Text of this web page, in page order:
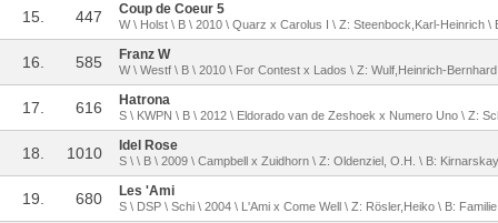
15. 447 Coup de Coeur 5
W \ Holst \ B \ 2010 \ Quarz x Carolus I \ Z: Steenbock,Karl-Heinrich \
16. 585 Franz W
W \ Westf \ B \ 2010 \ For Contest x Lados \ Z: Wulf,Heinrich-
17. 616 Hatrona
S \ KWPN \ B \ 2012 \ Eldorado van de Zeshoek x Numero Uno \ Z:
18. 1010 Idel Rose
S \ \ B \ 2009 \ Campbell x Zuidhorn \ Z: Oldenziel, O.H. \ B:
19. 680 Les 'Ami
S \ DSP \ Schi \ 2004 \ L'Ami x Come Well \ Z: Rösler,Heiko \ B: